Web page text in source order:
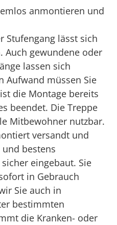
anmontieren und
Stufengang lässt sich
Auch gewundene oder
lassen sich
Aufwand müssen Sie
die Montage bereits
beendet. Die Treppe
Mitbewohner nutzbar.
versandt und
bestens
eingebaut. Sie
in Gebrauch
Sie auch in
bestimmten
die Kranken- oder